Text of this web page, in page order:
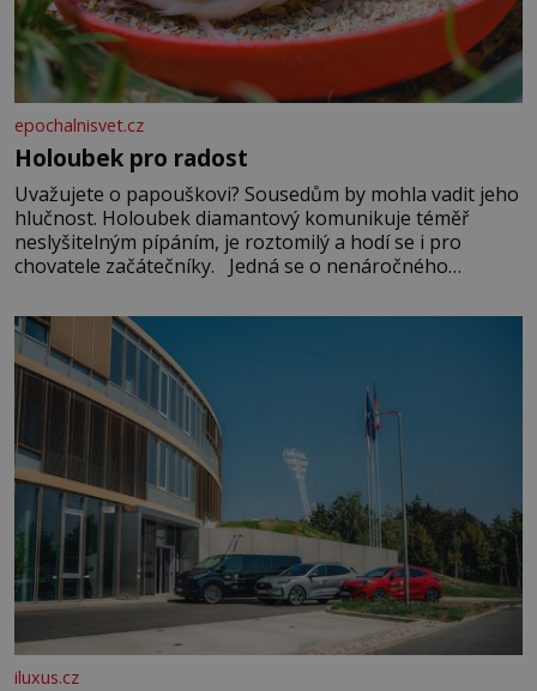
epochalnisvet.cz
Holoubek pro radost
Uvažujete o papouškovi? Sousedům by mohla vadit jeho
hlučnost. Holoubek diamantový komunikuje téměř
neslyšitelným pípáním, je roztomilý a hodí se i pro
chovatele začátečníky. Jedná se o nenáročného
času tráví na zemi, kde sbírá zbytky semínek Jeho
domovinou je prakticky celá Austrálie s výjimkou
pobřežní oblasti.
iluxus.cz